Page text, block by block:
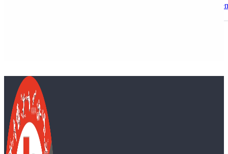
A Kecskeméti Sportiskola két ökölvívója vett részt a